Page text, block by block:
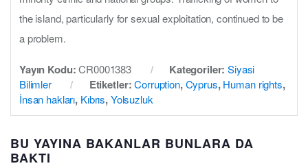
the island, particularly for sexual exploitation, continued to be
a problem.
Yayın Kodu:CR0001383 Kategoriler:Siyasi
Bilimler
Etiketler:Corruption,Cyprus,Human rights,
İnsan hakları, Kıbrıs,Yolsuzluk
BU YAYINA BAKANLAR BUNLARA DA
BAKTI